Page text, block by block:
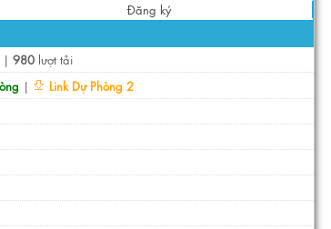
Đăng ký
| 980 lượt tải
|
Link Dự Phòng 2